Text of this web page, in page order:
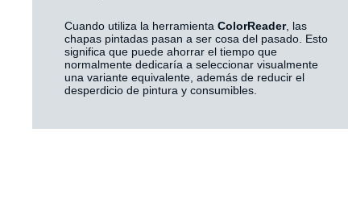
Cuando utiliza la herramienta ColorReader, las
chapas pintadas pasan a ser cosa del pasado. Esto
significa que puede ahorrar el tiempo que
normalmente dedicaría a seleccionar visualmente
una variante equivalente, además de reducir el
desperdicio de pintura y consumibles.